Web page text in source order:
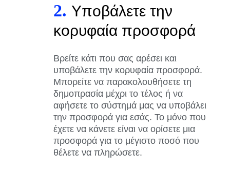
2. Υποβάλετε την
κορυφαία προσφορά
Βρείτε κάτι που σας αρέσει και
υποβάλετε την κορυφαία προσφορά.
Μπορείτε να παρακολουθήσετε τη
δημοπρασία μέχρι το τέλος ή να
αφήσετε το σύστημά μας να υποβάλει
την προσφορά για εσάς. Το μόνο που
έχετε να κάνετε είναι να ορίσετε μια
προσφορά για το μέγιστο ποσό που
θέλετε να πληρώσετε.